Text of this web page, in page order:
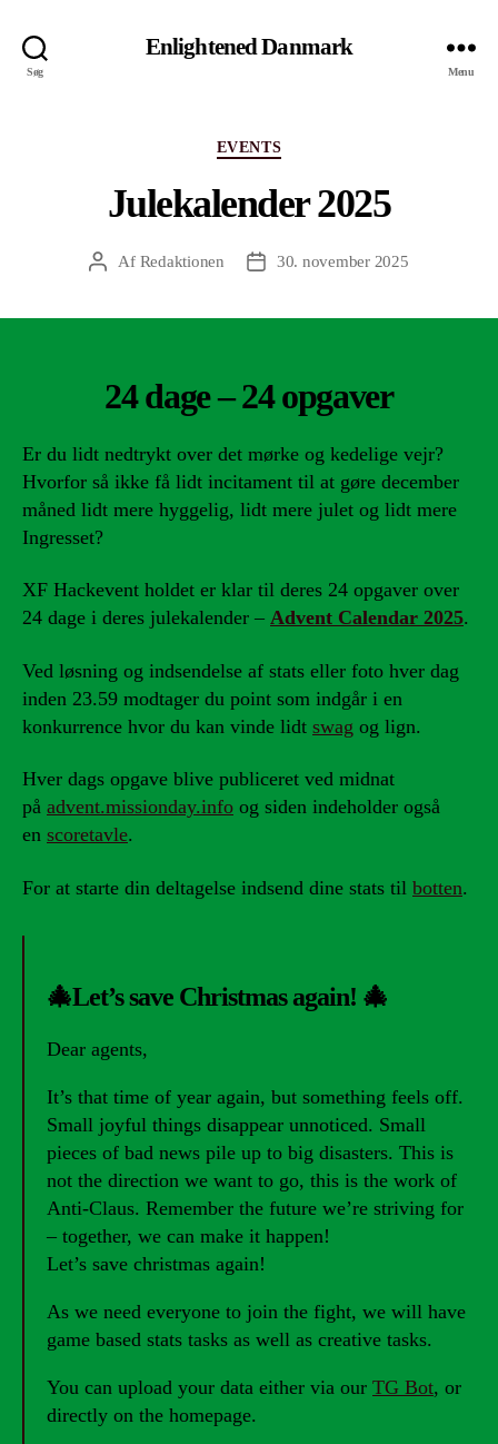
Søg
Enlightened Danmark
Menu
Kategorier
EVENTS
Julekalender 2025
Indlægsforfatter
Af Redaktionen Indlægsdato
30. november 2025
24 dage – 24 opgaver
Er du lidt nedtrykt over det mørke og kedelige vejr?
Hvorfor så ikke få lidt incitament til at gøre december
måned lidt mere hyggelig, lidt mere julet og lidt mere
Ingresset?
XF Hackevent holdet er klar til deres 24 opgaver over
24 dage i deres julekalender – Advent Calendar 2025.
Ved løsning og indsendelse af stats eller foto hver dag
inden 23.59 modtager du point som indgår i en
konkurrence hvor du kan vinde lidt swag og lign.
Hver dags opgave blive publiceret ved midnat
på advent.missionday.info og siden indeholder også
en scoretavle.
For at starte din deltagelse indsend dine stats til botten.
🎄Let’s save Christmas again! 🎄
Dear agents,
It’s that time of year again, but something feels off.
Small joyful things disappear unnoticed. Small
pieces of bad news pile up to big disasters. This is
not the direction we want to go, this is the work of
Anti-Claus. Remember the future we’re striving for
– together, we can make it happen!
Let’s save christmas again!
As we need everyone to join the fight, we will have
game based stats tasks as well as creative tasks.
You can upload your data either via our TG Bot, or
directly on the homepage.